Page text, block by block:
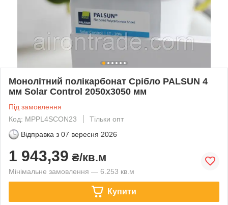
Монолітний полікарбонат Срібло PALSUN 4
мм Solar Control 2050x3050 мм
Під замовлення
Код: MPPL4SCON23
Тільки опт
Відправка з 07 вересня 2026
1 943,39 ₴/кв.м
Мінімальне замовлення — 6.253 кв.м
Купити